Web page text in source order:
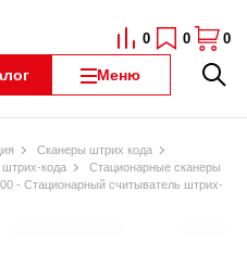
Меню
0 0 0
Сканеры штрих кода
кода
Стационарные сканеры
- Стационарный считыватель штрих-